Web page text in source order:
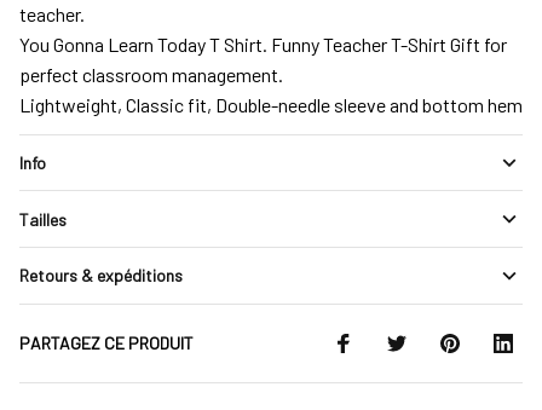
teacher.
You Gonna Learn Today T Shirt. Funny Teacher T-Shirt Gift for
perfect classroom management.
Lightweight, Classic fit, Double-needle sleeve and bottom hem
Info
Tailles
Retours & expéditions
PARTAGEZ CE PRODUIT